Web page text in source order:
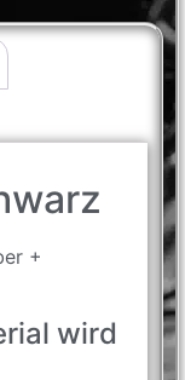
+
wird